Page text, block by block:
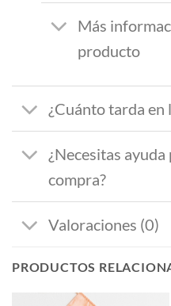
Más
producto
¿Cuánto tarda
¿Necesitas
compra?
Valoraciones (0)
PRODUCTOS